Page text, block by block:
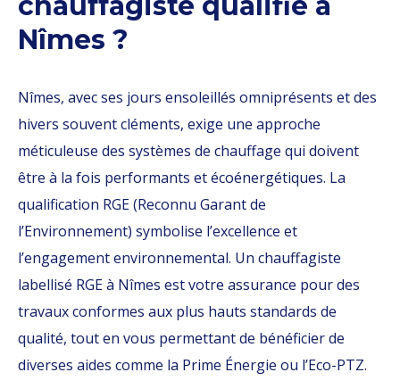
Nîmes ?
Nîmes, avec ses jours ensoleillés omniprésents et des
hivers souvent cléments, exige une approche
méticuleuse des systèmes de chauffage qui doivent
être à la fois performants et écoénergétiques. La
qualification RGE (Reconnu Garant de
l’Environnement) symbolise l’excellence et
l’engagement environnemental. Un chauffagiste
labellisé RGE à Nîmes est votre assurance pour des
travaux conformes aux plus hauts standards de
qualité, tout en vous permettant de bénéficier de
diverses aides comme la Prime Énergie ou l’Eco-PTZ.